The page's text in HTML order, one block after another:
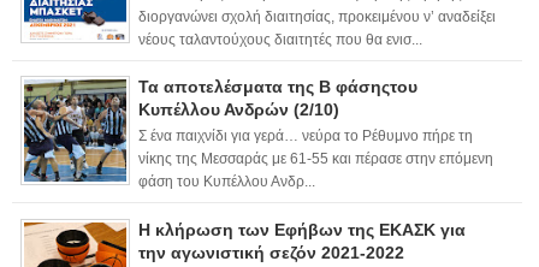
διοργανώνει σχολή διαιτησίας, προκειμένου ν’ αναδείξει
νέους ταλαντούχους διαιτητές που θα ενισ...
Τα αποτελέσματα της Β φάσηςτου
Κυπέλλου Ανδρών (2/10)
Σ ένα παιχνίδι για γερά… νεύρα το Ρέθυμνο πήρε τη
νίκης της Μεσσαράς με 61-55 και πέρασε στην επόμενη
φάση του Κυπέλλου Ανδρ...
Η κλήρωση των Εφήβων της ΕΚΑΣΚ για
την αγωνιστική σεζόν 2021-2022